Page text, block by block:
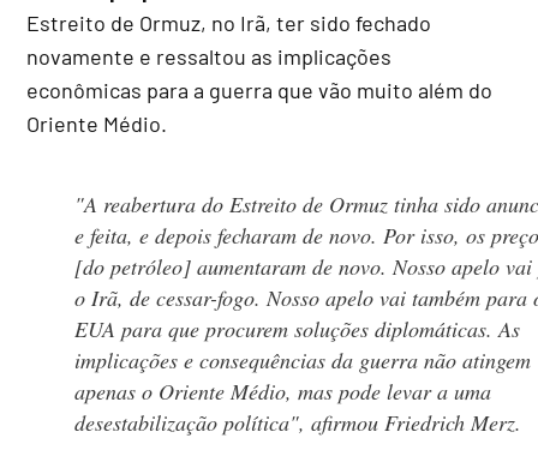
Estreito de Ormuz, no Irã, ter sido fechado
novamente e ressaltou as implicações
econômicas para a guerra que vão muito além do
Oriente Médio.
"A reabertura do Estreito de Ormuz tinha sido
e feita, e depois fecharam de novo. Por isso, os
[do petróleo] aumentaram de novo. Nosso apelo
o Irã, de cessar-fogo. Nosso apelo vai também para
EUA para que procurem soluções diplomáticas. As
implicações e consequências da guerra não atingem
apenas o Oriente Médio, mas pode levar a uma
desestabilização política", afirmou Friedrich Merz.